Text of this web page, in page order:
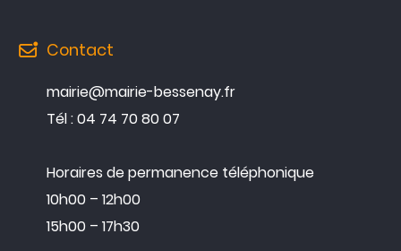
Contact
mairie@mairie-bessenay.fr
Tél : 04 74 70 80 07
Horaires de permanence téléphonique
10h00 – 12h00
15h00 – 17h30